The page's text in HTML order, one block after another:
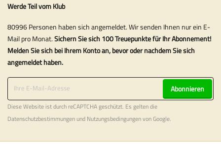
Werde Teil vom Klub
80996 Personen haben sich angemeldet. Wir senden Ihnen nur ein E-
Mail pro Monat.Sichern Sie sich 100 Treuepunkte für Ihr Abonnement!
Melden Sie sich bei Ihrem Konto an, bevor oder nachdem Sie sich
angemeldet haben.
Abonnieren
Diese Website ist durch reCAPTCHA geschützt. Es gelten die
Datenschutzbestimmungen und Nutzungsbedingungenvon Google.